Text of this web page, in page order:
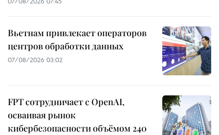
Вьетнам привлекает операторов
центров обработки данных
07/08/2026 03:02
FPT сотрудничает с OpenAI,
осваивая рынок
кибербезопасности объёмом 240